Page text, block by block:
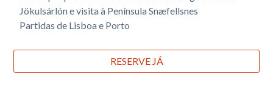
Jökulsárlón e visita à Península Snæfellsnes
Partidas de Lisboa e Porto
RESERVE JÁ